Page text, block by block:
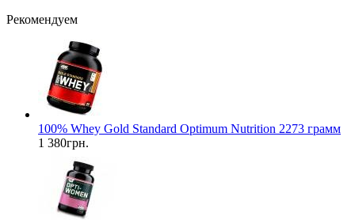
Рекомендуем
100% Whey Gold Standard Optimum Nutrition 2273 грамм
1 380грн.